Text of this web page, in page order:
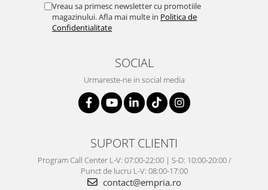
Vreau sa primesc newsletter cu promotiile
magazinului. Afla mai multe in Politica de
Confidentialitate
SOCIAL
Urmareste-ne in social media
SUPORT CLIENTI
Program Call Center L-V: 07:00-22:00 | S-D: 10:00-20:00 /
Punct de lucru L-V: 08:00-17:00
contact@empria.ro